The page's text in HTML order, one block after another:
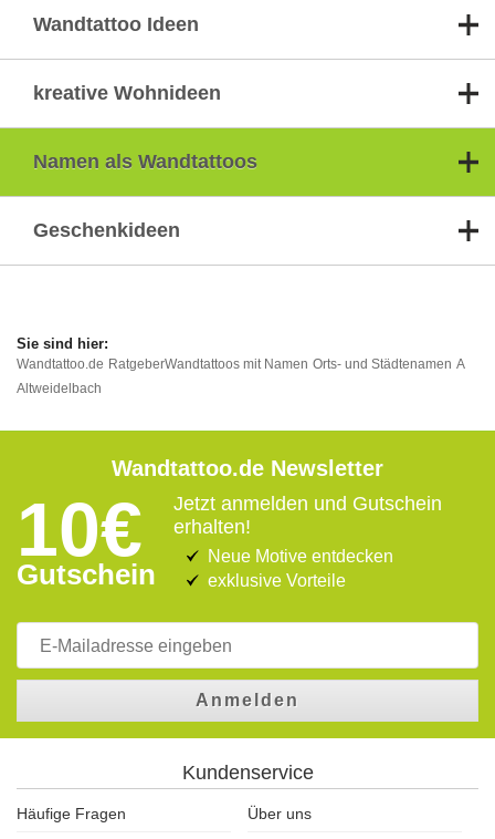
Wandtattoo Ideen
kreative Wohnideen
Namen als Wandtattoos
Geschenkideen
Wandtattoo.de RatgeberWandtattoos mit Namen Orts- und Städtenamen A
Altweidelbach
Wandtattoo.de Newsletter
10€
Gutschein
Jetzt anmelden und Gutschein
erhalten!
Neue Motive entdecken
exklusive Vorteile
Anmelden
Kundenservice
Häufige Fragen
Über uns